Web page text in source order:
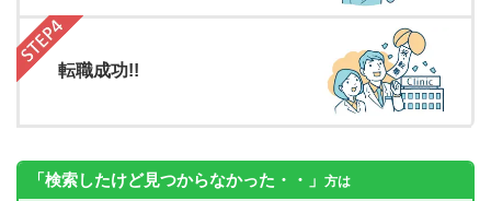
転職成功!!
「検索したけど見つからなかった・・」 方は